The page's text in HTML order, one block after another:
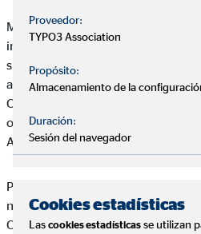
Manuel Jesús Santos Ramírez es el
informa de que el acceso y uso de
subdominios y directorios incluidos
adelante, conjuntamente
OVB”), así como los servicios que a
obtener, están sujetos a los
Aviso Legal.
Por ello, si las consideraciones
no son de su conformidad,
OVB, ya que cualquier uso que
Proveedor:
TYPO3 Association
Propósito:
Almacenamiento de la
Duración:
Sesión del navegador
Cookies estadísticas
Las cookies estadísticas se utilizan